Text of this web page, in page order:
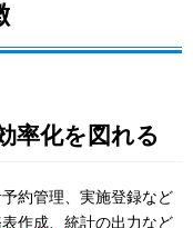
率化を図れる
約管理、実施登録など
作成、統計の出力など